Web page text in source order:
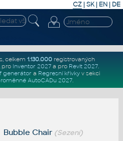
CZ | SK| EN | DE
celkem 1.130.000registrovaných
pro Inventor 2027a pro Revit 2027.
generátor a Regresní křivkyv sekci
AutoCADu 2027.
Chair (Sezení)